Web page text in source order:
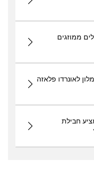
ממוזגים
לאונרדו פלאזה
חבילת